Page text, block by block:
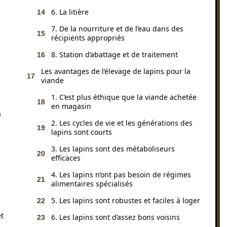
6. La litière
7. De la nourriture et de l’eau dans des
récipients appropriés
8. Station d’abattage et de traitement
Les avantages de l’élevage de lapins pour la
viande
1. C’est plus éthique que la viande achetée
en magasin
2. Les cycles de vie et les générations des
lapins sont courts
3. Les lapins sont des métaboliseurs
efficaces
4. Les lapins n’ont pas besoin de régimes
alimentaires spécialisés
5. Les lapins sont robustes et faciles à loger
6. Les lapins sont d’assez bons voisins